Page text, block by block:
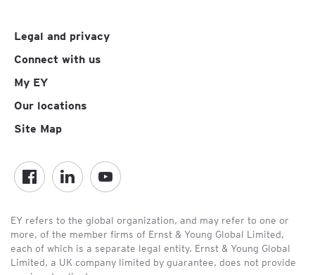
Legal and privacy
Connect with us
My EY
Our locations
Site Map
EY refers to the global organization, and may refer to one or
more, of the member firms of Ernst & Young Global Limited,
each of which is a separate legal entity. Ernst & Young Global
Limited, a UK company limited by guarantee, does not provide